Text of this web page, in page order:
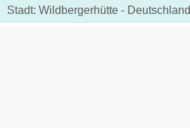
Stadt: Wildbergerhütte - Deutschland